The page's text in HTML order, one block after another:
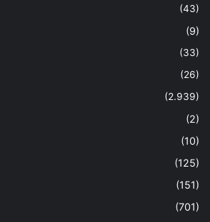
(43)
(9)
(33)
(26)
(2.939)
(2)
(10)
(125)
(151)
(701)